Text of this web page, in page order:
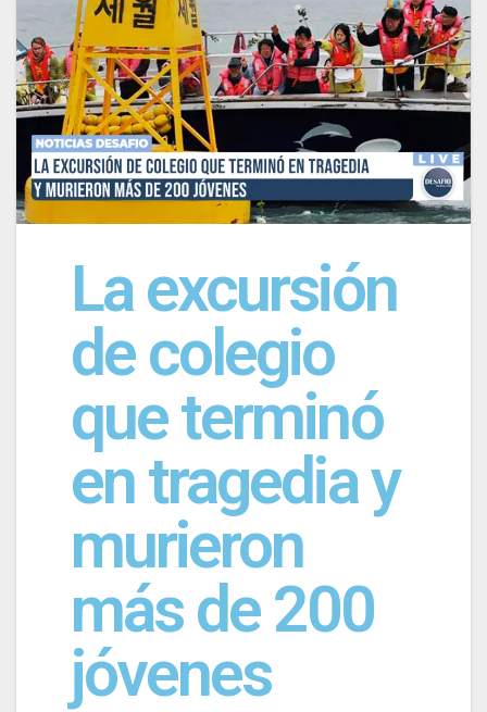
La excursión
de colegio
que terminó
en tragedia y
murieron
más de 200
jóvenes